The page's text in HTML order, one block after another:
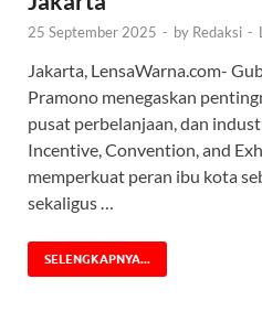
25 September 2025 - by Redaksi -
Jakarta, LensaWarna.com-
Pramono menegaskan
pusat perbelanjaan, dan
Incentive, Convention, and
memperkuat peran ibu kota
sekaligus …
SELENGKAPNYA...